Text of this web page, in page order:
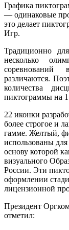
Графика
— одинаковые
это делает
Игр.
Традиционно
несколько
соревнований
различаются.
количества
пиктограммы на
22 иконки
более строгое и
гамме. Желтый,
использованы
основу которой
визуального
России. Эти
оформлении
лицензионной
Президент
отметил: